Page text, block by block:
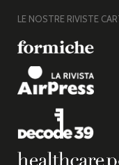
LE NOSTRE RIVISTE